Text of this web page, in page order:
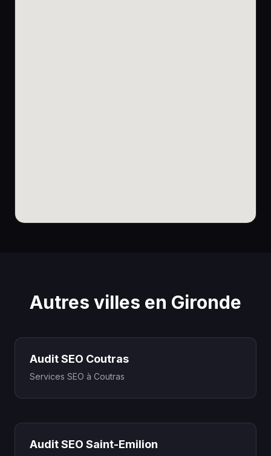
Autres villes en Gironde
Audit SEO Coutras
Services SEO à Coutras
Audit SEO Saint-Emilion